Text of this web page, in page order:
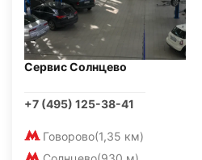
Сервис Солнцево
+7 (495) 125-38-41
Говорово(1,35 км)